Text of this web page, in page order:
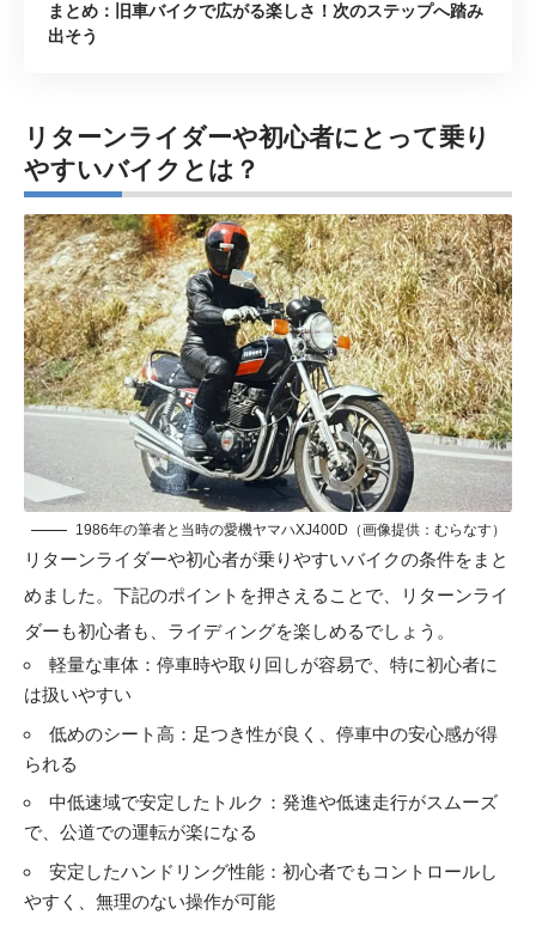
まとめ：旧車バイクで広がる楽しさ！次のステップへ踏み
出そう
リターンライダーや初心者にとって乗り
やすいバイクとは？
1986年の筆者と当時の愛機ヤマハXJ400D（画像提供：むらなす）
リターンライダーや初心者が乗りやすいバイクの条件をまと
めました。下記のポイントを押さえることで、リターンライ
ダーも初心者も、ライディングを楽しめるでしょう。
軽量な車体：停車時や取り回しが容易で、特に初心者に
は扱いやすい
低めのシート高：足つき性が良く、停車中の安心感が得
られる
中低速域で安定したトルク：発進や低速走行がスムーズ
で、公道での運転が楽になる
安定したハンドリング性能：初心者でもコントロールし
やすく、無理のない操作が可能